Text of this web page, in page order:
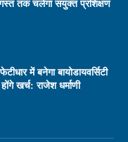
तक चलेगा संयुक्त प्रशिक्षण
में बनेगा बायोडायवर्सिटी
खर्च: राजेश धर्माणी